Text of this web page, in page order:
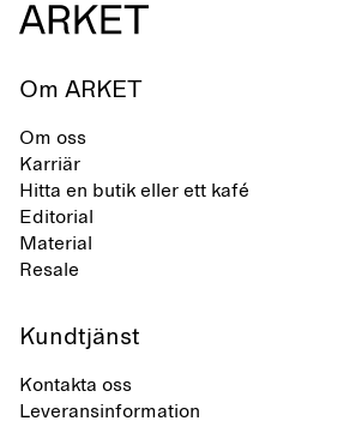
Om ARKET
Om oss
Karriär
Hitta en butik eller ett kafé
Editorial
Material
Resale
Kundtjänst
Kontakta oss
Leveransinformation